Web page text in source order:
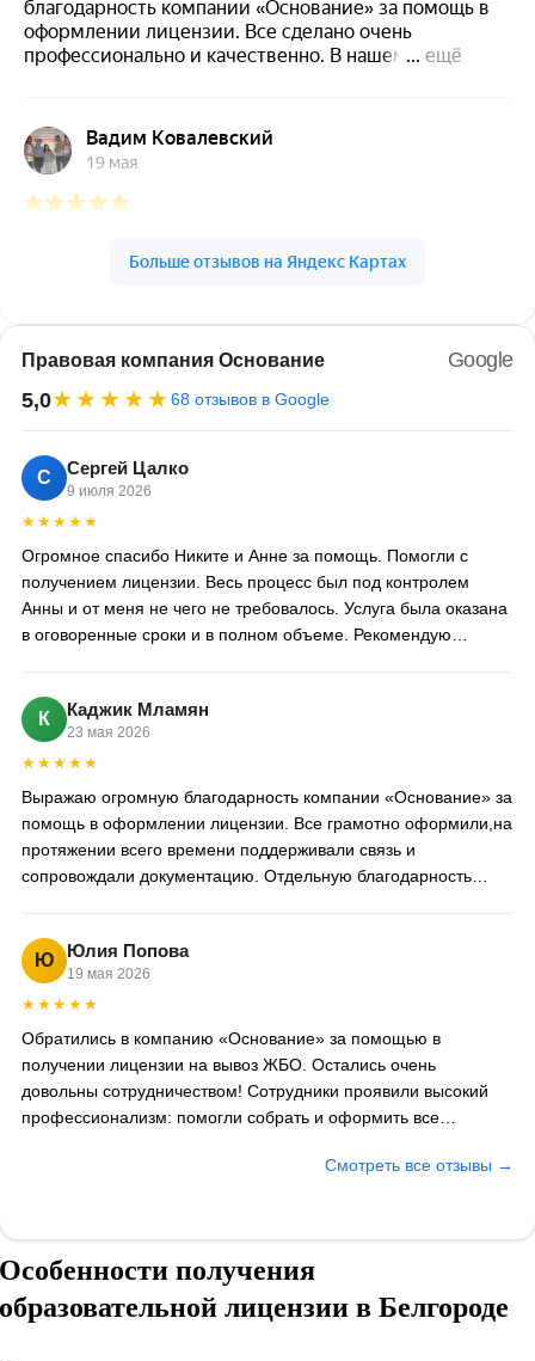
Правовая компания Основание
Google
5,0★★★★★68 отзывов в Google
С Сергей Цалко
9 июля 2026
★★★★★
Огромное спасибо Никите и Анне за помощь. Помогли с
получением лицензии. Весь процесс был под контролем
Анны и от меня не чего не требовалось. Услуга была оказана
в оговоренные сроки и в полном объеме. Рекомендую
К Каджик Мламян
23 мая 2026
★★★★★
Выражаю огромную благодарность компании «Основание» за
помощь в оформлении лицензии. Все грамотно оформили,на
протяжении всего времени поддерживали связь и
сопровождали документацию. Отдельную благодарность
Ю Юлия Попова
19 мая 2026
★★★★★
Обратились в компанию «Основание» за помощью в
получении лицензии на вывоз ЖБО. Остались очень
довольны сотрудничеством! Сотрудники проявили высокий
профессионализм: помогли собрать и оформить все
Лицензию получили даже раньше оговоренного срока.
Смотреть все отзывы →
Особенности получения
образовательной лицензии в Белгороде